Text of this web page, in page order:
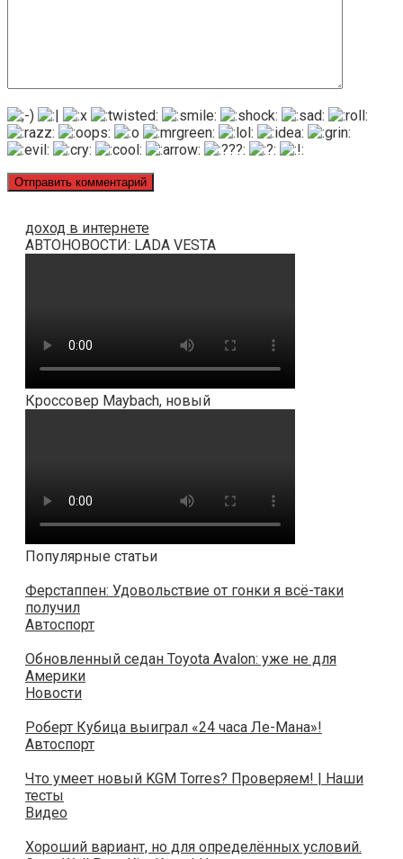
доход в интернете
АВТОНОВОСТИ: LADA VESTA
Кроссовер Maybach, новый
Популярные статьи
Ферстаппен: Удовольствие от гонки я всё-таки
получил
Автоспорт
Обновленный седан Toyota Avalon: уже не для
Америки
Новости
Роберт Кубица выиграл «24 часа Ле-Мана»!
Автоспорт
Что умеет новый KGM Torres? Проверяем! | Наши
тесты
Видео
Хороший вариант, но для определённых условий.